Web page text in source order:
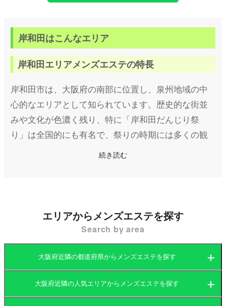
岸和田はこんなエリア
岸和田エリアメンズエステの特長
岸和田市は、大阪府の南部に位置し、泉州地域の中
心的なエリアとして知られています。歴史的な街並
みや文化が色濃く残り、特に「岸和田だんじり祭
り」は全国的にも有名で、祭りの時期には多くの観
光客が訪れる活気ある街です。海岸線沿いには自然
そんな岸和田には、日頃の疲れを癒やすためのメン
ズエステ（メンエス）も数多く存在しています。岸
和田市内にはマンション型の個室エステを中心に、
出張型や駅近型の店舗型エステまで、さまざまな形
態のメンズエステが点在しています。エリア全体が
続き読む
エリアからメンズエステを探す
Search by area
大阪府近隣の都道府県からメンズエステを探す
大阪府 京都府
大阪府近隣の人気エリアからメンズエステを探す